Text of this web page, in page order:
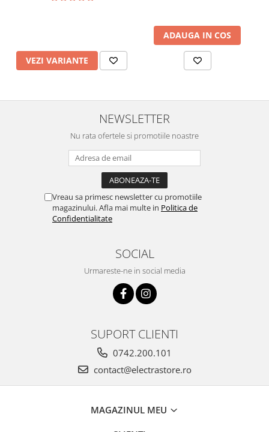
VEZI VARIANTE
ADAUGA IN COS
NEWSLETTER
Nu rata ofertele si promotiile noastre
Vreau sa primesc newsletter cu promotiile
magazinului. Afla mai multe in Politica de
Confidentialitate
SOCIAL
Urmareste-ne in social media
SUPORT CLIENTI
0742.200.101
contact@electrastore.ro
MAGAZINUL MEU